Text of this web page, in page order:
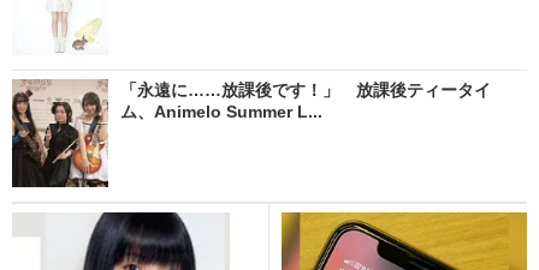
「永遠に……放課後です！」 放課後ティータイ
ム、Animelo Summer L...